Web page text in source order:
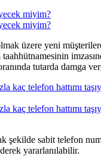
miyim?
miyim?
üzere yeni
tutarda damga
kaç telefon hattımı
kaç telefon hattımı
şekilde sabit telefon
yararlanılabilir.​